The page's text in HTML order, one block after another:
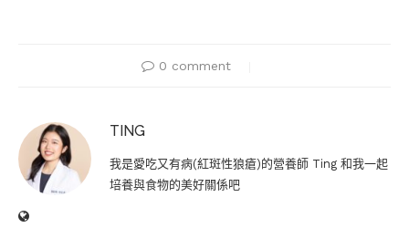
0 comment
TING
我是愛吃又有病(紅斑性狼瘡)的營養師 Ting 和我一起
培養與食物的美好關係吧